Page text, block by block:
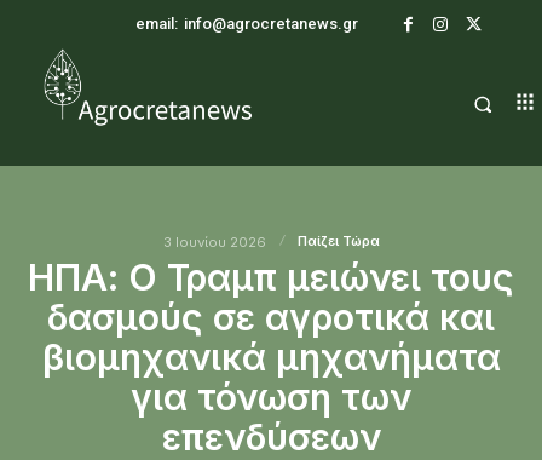
email: info@agrocretanews.gr
3 Ιουνίου 2026 Παίζει Τώρα
ΗΠΑ: Ο Τραμπ μειώνει τους
δασμούς σε αγροτικά και
βιομηχανικά μηχανήματα
για τόνωση των
επενδύσεων